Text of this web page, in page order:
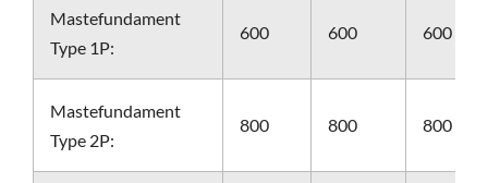
Mastefundament
Type 1P:
600 600 600
Mastefundament
Type 2P:
800 800 800